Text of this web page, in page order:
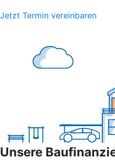
Jetzt Termin vereinbaren
Unsere